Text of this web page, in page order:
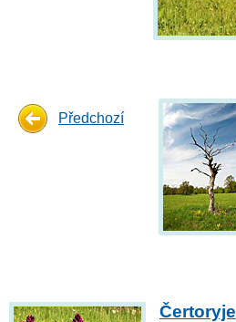
Předchozí
Čertoryje